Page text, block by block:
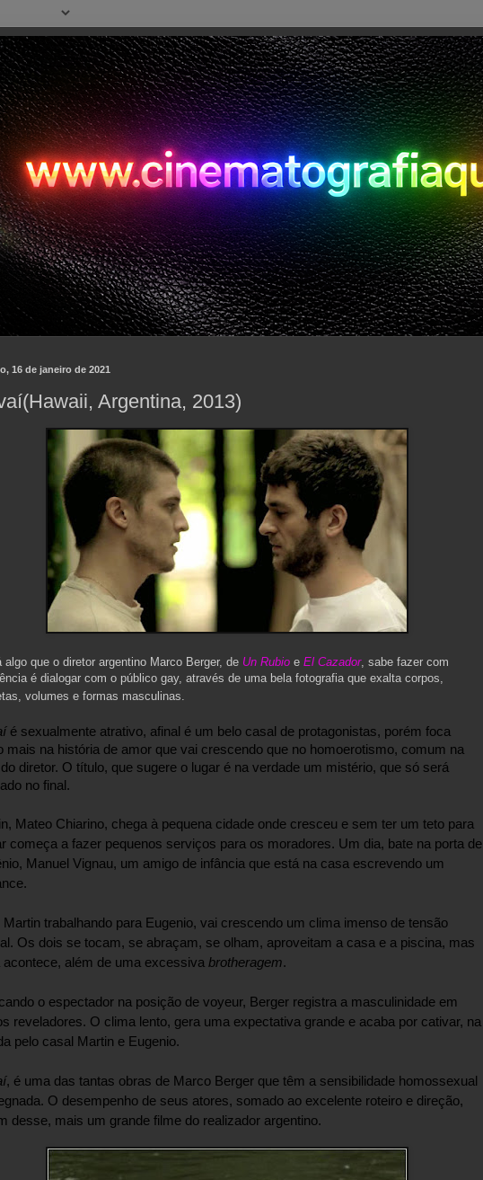
16 de janeiro de 2021
Argentina, 2013)
algo que o diretor argentino Marco Berger, de Un Rubio e El Cazador, sabe fazer com
é dialogar com o público gay, através de uma bela fotografia que exalta corpos,
volumes e formas masculinas.
é sexualmente atrativo, afinal é um belo casal de protagonistas, porém foca
mais na história de amor que vai crescendo que no homoerotismo, comum na
diretor. O título, que sugere o lugar é na verdade um mistério, que só será
Mateo Chiarino, chega à pequena cidade onde cresceu e sem ter um teto para
começa a fazer pequenos serviços para os moradores. Um dia, bate na porta de
Manuel Vignau, um amigo de infância que está na casa escrevendo um
Martin trabalhando para Eugenio, vai crescendo um clima imenso de tensão
Os dois se tocam, se abraçam, se olham, aproveitam a casa e a piscina, mas
acontece, além de uma excessiva brotheragem.
o espectador na posição de voyeur, Berger registra a masculinidade em
reveladores. O clima lento, gera uma expectativa grande e acaba por cativar, na
pelo casal Martin e Eugenio.
, é uma das tantas obras de Marco Berger que têm a sensibilidade homossexual
O desempenho de seus atores, somado ao excelente roteiro e direção,
desse, mais um grande filme do realizador argentino.